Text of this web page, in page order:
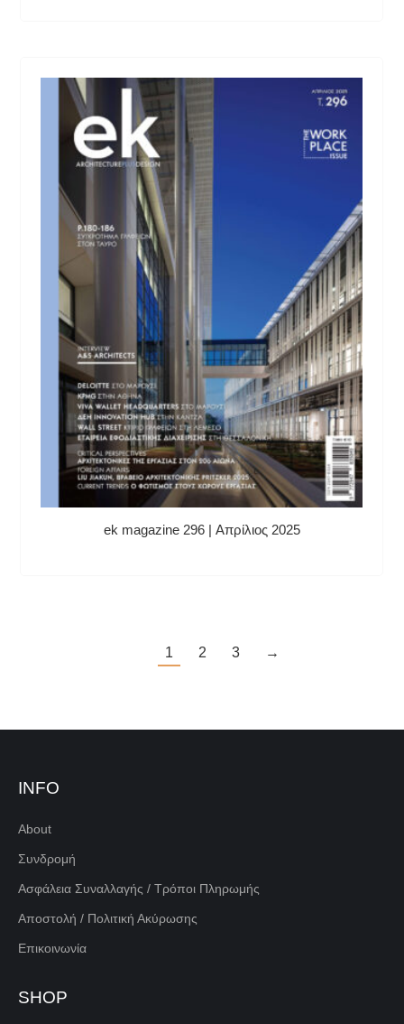
ek magazine 296 | Απρίλιος 2025
1 2 3 →
INFO
About
Συνδρομή
Ασφάλεια Συναλλαγής / Τρόποι Πληρωμής
Αποστολή / Πολιτική Ακύρωσης
Επικοινωνία
SHOP